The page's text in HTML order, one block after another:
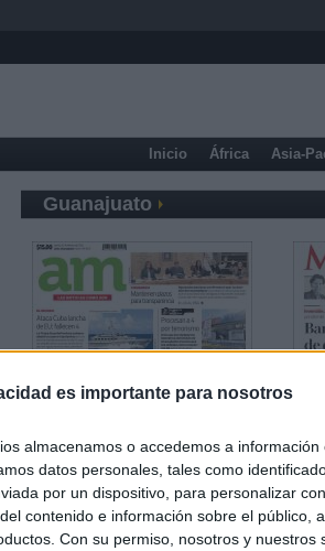
es importante para nosotros
almacenamos o accedemos a
datos personales, tales como
por un dispositivo, para personalizar
contenido e información sobre el público,
Con su permiso, nosotros y nuestros
Inicio África Asia-
Guanajuato